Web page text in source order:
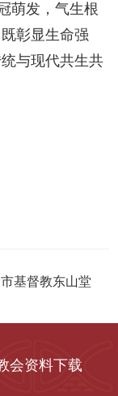
萌发，气生根
彰显生命强
与现代共生共
基督教东山堂
会资料下载